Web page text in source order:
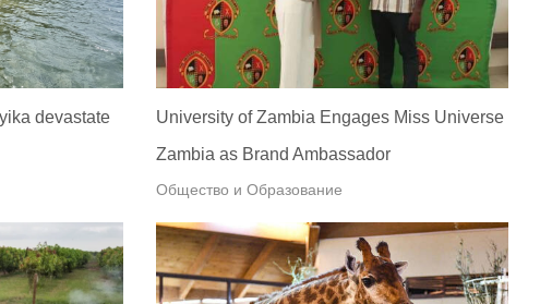
devastate
University of Zambia Engages Miss Universe
Zambia as Brand Ambassador
Общество и Образование